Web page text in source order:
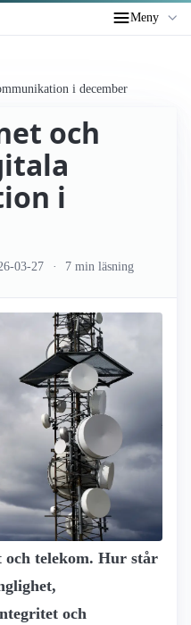
Meny
i december
och
i
03-27 7 min läsning
och telekom. Hur står
och